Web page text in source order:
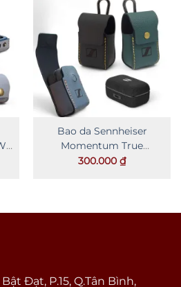
Bao da Sennheiser
Momentum True
Wireless 3 | 4 dạng hộp
300.000 ₫
Đạt, P.15, Q.Tân Bình,